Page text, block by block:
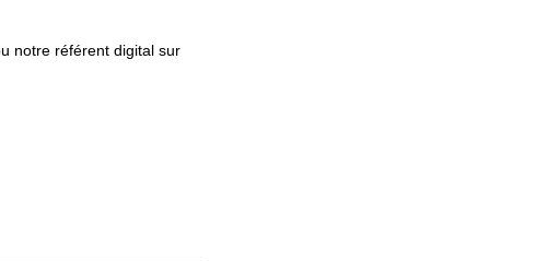
notre référent digital sur